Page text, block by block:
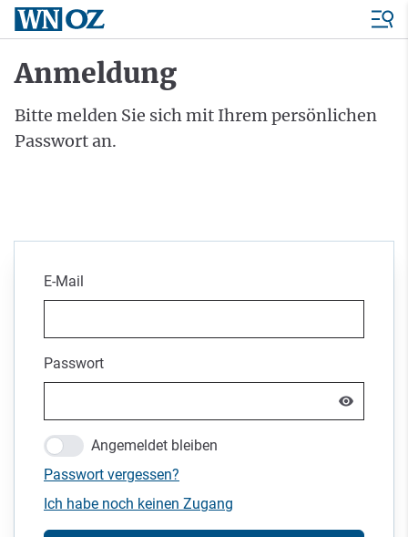
Anmeldung
Bitte melden Sie sich mit Ihrem persönlichen
Passwort an.
E-Mail
Passwort
Angemeldet bleiben
Passwort vergessen?
Ich habe noch keinen Zugang